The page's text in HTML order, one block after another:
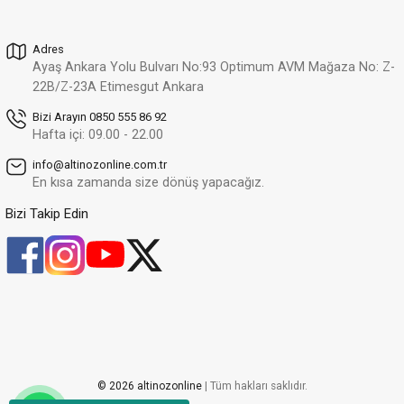
%32
Yeni
Zirkon Taşlı Modern Tasarım Çift Sıra Ayartlanabilir Yeşil Altın Yüzük
17.210,87 TL
Yeni
Modern Ve Zarif Tasarım Şık Yeşil Altın Yüzük
17.250,79 TL
%30
Altınöz Mücevherat
Zirkon Taşlı Modern Tasarım Şık Yeşil Altın Yüzük
20.647,66 TL
Adres
Ayaş Ankara Yolu Bulvarı No:93 Optimum AVM Mağaza No: Z-
22B/Z-23A Etimesgut Ankara
Bizi Arayın 0850 555 86 92
Hafta içi: 09.00 - 22.00
info@altinozonline.com.tr
En kısa zamanda size dönüş yapacağız.
Bizi Takip Edin
© 2026 altinozonline | Tüm hakları saklıdır.